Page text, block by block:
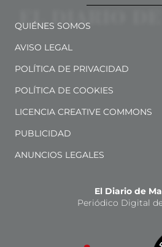
QUIÉNES SOMOS
AVISO LEGAL
POLÍTICA DE PRIVACIDAD
POLÍTICA DE COOKIES
LICENCIA CREATIVE COMMONS
PUBLICIDAD
ANUNCIOS LEGALES
El Diario de
Periódico Digital